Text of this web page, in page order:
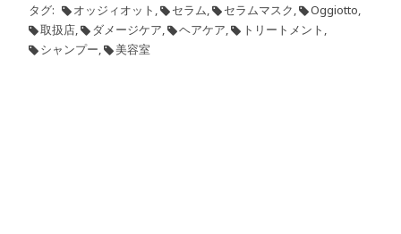
タグ
オッジィオット , セラム, セラムマスク, Oggiotto,
取扱店, ダメージケア, ヘアケア, トリートメント ,
シャンプー, 美容室